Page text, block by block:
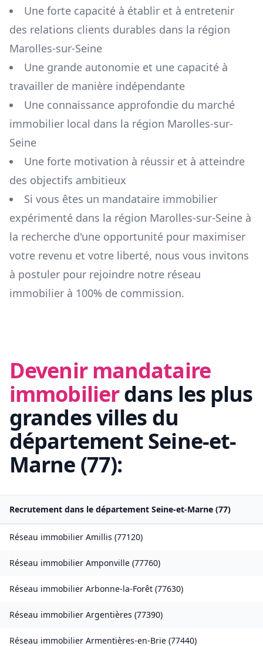
Une forte capacité à établir et à entretenir
des relations clients durables dans la région
Marolles-sur-Seine
Une grande autonomie et une capacité à
travailler de manière indépendante
Une connaissance approfondie du marché
immobilier local dans la région Marolles-sur-
Seine
Une forte motivation à réussir et à atteindre
des objectifs ambitieux
Si vous êtes un mandataire immobilier
expérimenté dans la région Marolles-sur-Seine à
la recherche d'une opportunité pour maximiser
votre revenu et votre liberté, nous vous invitons
à postuler pour rejoindre notre réseau
immobilier à 100% de commission.
Devenir mandataire
immobilierdans les plus
grandes villes du
départementSeine-et-
Marne (77):
Recrutement dans le département Seine-et-Marne (77)
Réseau immobilier Amillis (77120)
Réseau immobilier Amponville (77760)
Réseau immobilier Arbonne-la-Forêt (77630)
Réseau immobilier Argentières (77390)
Réseau immobilier Armentières-en-Brie (77440)